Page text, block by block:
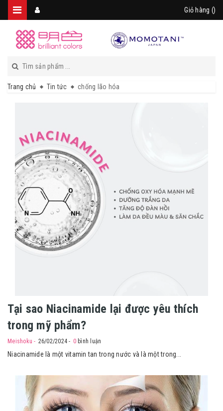
Giỏ hàng ()
Trang chủ Tin tức chống lão hóa
Tại sao Niacinamide lại được yêu thích
trong mỹ phẩm?
Meishoku 26/02/2024 0bình luận
Niacinamide là một vitamin tan trong nước và là một trong...